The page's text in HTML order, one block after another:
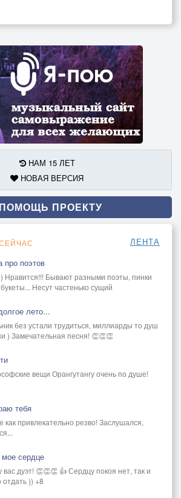
НАМ 15 ЛЕТ
НОВАЯ ВЕРСИЯ
ПОМОЩЬ ПРОЕКТУ
ЛЕНТА
про поэтов
Нравится!!! Бывают разными поэты, пинки
Несут частенько сущий
лето...
без устали трудиться, миллиарды то душ
) Замечательная песня! 👏👏👏
вещи Орангутангу очень по душе!
тебя
как привлекательно резво! Заслушался,
сердце
дуэт! 👏👏👏 👍 Сердцу покоя нет, так и
отдать )) +8